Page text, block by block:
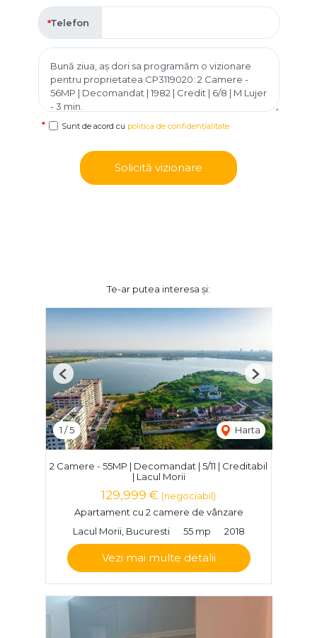
Telefon
Sunt de acord cu politica de confidențialitate
Solicită vizionare
Te-ar putea interesa și:
1 /5 Harta
Previous Next
2 Camere - 55MP | Decomandat | 5/11 | Creditabil
| Lacul Morii
129,999 € (negociabil)
Apartament cu 2 camere de vânzare
Lacul Morii, Bucuresti
55 mp 2018
Vezi mai multe detalii